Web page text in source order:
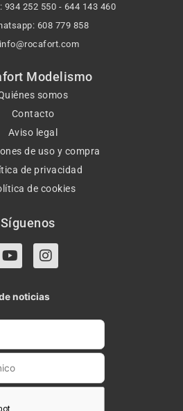
934 252 550 - 644 143 460
608 779 858
info@rocafort.com
Modelismo
somos
Contacto
Aviso legal
de uso y compra
de privacidad
de cookies
Síguenos
Y
o
t
u
b
I
n
t
a
g
a
noticias